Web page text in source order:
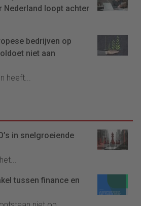
Nederland loopt achter
bedrijven op
niet aan
heeft...
in snelgroeiende
tussen finance en